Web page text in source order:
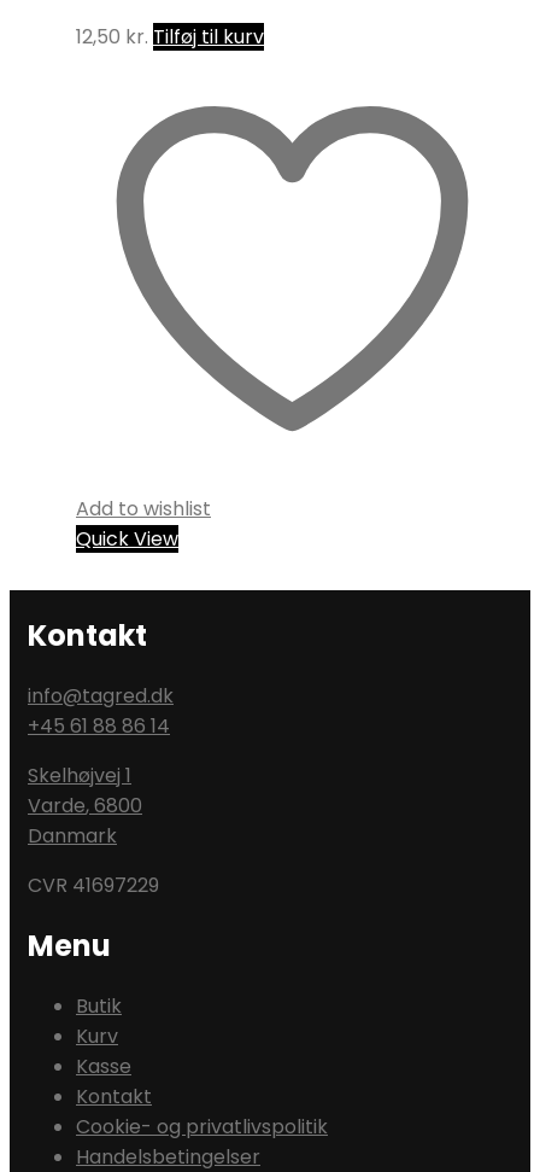
12,50 kr. Tilføj til kurv
Add to wishlist
Quick View
Kontakt
info@tagred.dk
+45 61 88 86 14
Skelhøjvej 1
Varde,6800
Danmark
CVR 41697229
Menu
Butik
Kurv
Kasse
Kontakt
Cookie- og privatlivspolitik
Handelsbetingelser